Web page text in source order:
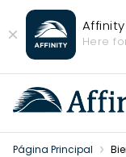
Close
Banner
Affinity
Here
Página Principal